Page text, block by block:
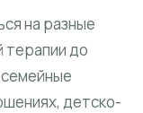
на разные
терапии до
детско-